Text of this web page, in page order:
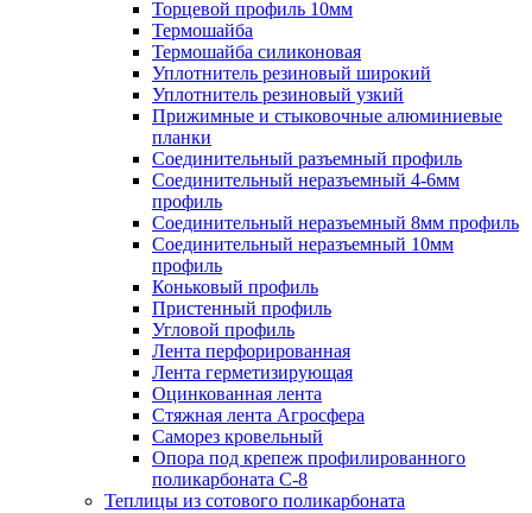
Торцевой профиль 10мм
Термошайба
Термошайба силиконовая
Уплотнитель резиновый широкий
Уплотнитель резиновый узкий
Прижимные и стыковочные алюминиевые
планки
Соединительный разъемный профиль
Соединительный неразъемный 4-6мм
профиль
Соединительный неразъемный 8мм профиль
Соединительный неразъемный 10мм
профиль
Коньковый профиль
Пристенный профиль
Угловой профиль
Лента перфорированная
Лента герметизирующая
Оцинкованная лента
Стяжная лента Агросфера
Саморез кровельный
Опора под крепеж профилированного
поликарбоната С-8
Теплицы из сотового поликарбоната